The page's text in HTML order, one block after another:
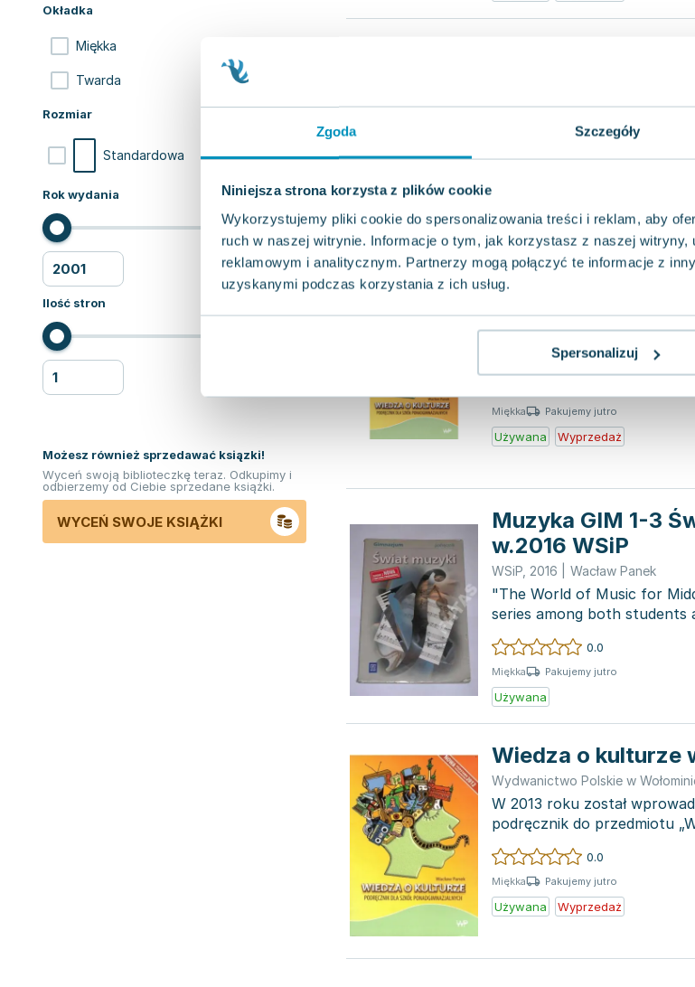
Zgoda Szczegóły
Niniejsza strona korzysta z plików cookie
Wykorzystujemy pliki cookie do spersonalizowania treści i reklam, aby
ruch w naszej witrynie. Informacje o tym, jak korzystasz z naszej witryny,
reklamowym i analitycznym. Partnerzy mogą połączyć te informacje z
uzyskanymi podczas korzystania z ich usług.
Spersonalizuj
Okładka
Miękka
Twarda
Rozmiar
Standardowa 7
Rok wydania
Ilość stron
Możesz również sprzedawać ksiązki!
Wyceń swoją biblioteczkę teraz. Odkupimy i
odbierzemy od Ciebie sprzedane książki.
WYCEŃ SWOJE KSIĄŻKI
Wiedza o kulturze.
Pierwszy w Polsce
zatwierdzony przez MEN,
z 2012 roku, stanowi u...
Miękka Pakujemy jutro
Używana Wyprzedaż
Muzyka GIM 1-3
w.2016 WSiP
WSiP 2016 Wacław Panek
"The World of Music for
series among both
over...
0.0
Miękka Pakujemy jutro
Używana
Wiedza o kulturze
Wydwanictwo Polskie w
W 2013 roku został
podręcznik do przedmiotu
podstawą programową z...
0.0
Miękka Pakujemy jutro
Używana Wyprzedaż